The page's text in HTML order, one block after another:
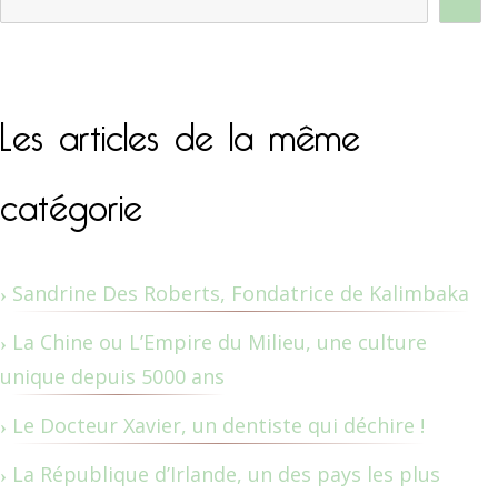
Les articles de la même
catégorie
Sandrine Des Roberts, Fondatrice de Kalimbaka
La Chine ou L’Empire du Milieu, une culture
unique depuis 5000 ans
Le Docteur Xavier, un dentiste qui déchire !
La République d’Irlande, un des pays les plus